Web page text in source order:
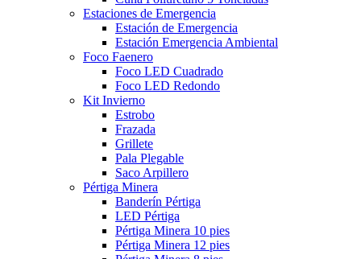
Estaciones de Emergencia
Estación de Emergencia
Estación Emergencia Ambiental
Foco Faenero
Foco LED Cuadrado
Foco LED Redondo
Kit Invierno
Estrobo
Frazada
Grillete
Pala Plegable
Saco Arpillero
Pértiga Minera
Banderín Pértiga
LED Pértiga
Pértiga Minera 10 pies
Pértiga Minera 12 pies